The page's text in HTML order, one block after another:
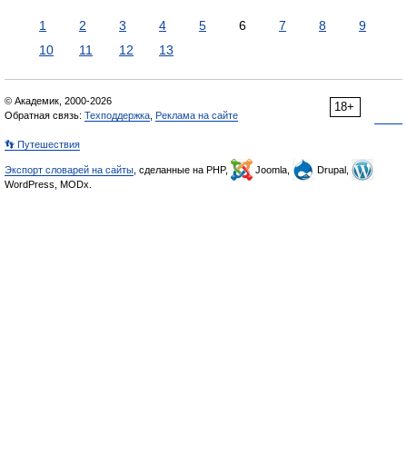
1 2 3 4 5 6 7 8
9
10
11 12 13
18+
© Академик, 2000-2026
Обратная связь: Техподдержка Реклама на сайте
👣 Путешествия
Экспорт словарей на сайты , сделанные на PHP, Joomla,
Drupal,
WordPress, MODx.